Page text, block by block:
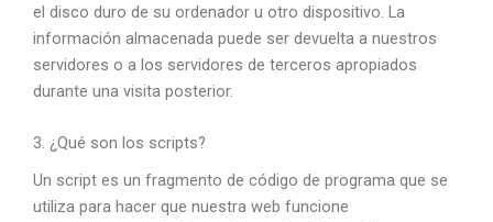
el disco duro de su ordenador u otro dispositivo. La
información almacenada puede ser devuelta a nuestros
servidores o a los servidores de terceros apropiados
durante una visita posterior.
3. ¿Qué son los scripts?
Un script es un fragmento de código de programa que se
utiliza para hacer que nuestra web funcione